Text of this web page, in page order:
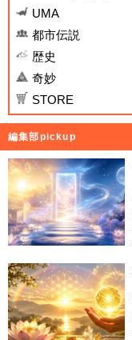
UMA
都市伝説
歴史
奇妙
STORE
編集部pickup